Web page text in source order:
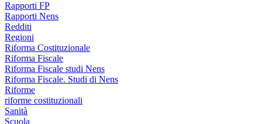
Rapporti FP
Rapporti Nens
Redditi
Regioni
Riforma Costituzionale
Riforma Fiscale
Riforma Fiscale studi Nens
Riforma Fiscale. Studi di Nens
Riforme
riforme costituzionali
Sanità
Scuola